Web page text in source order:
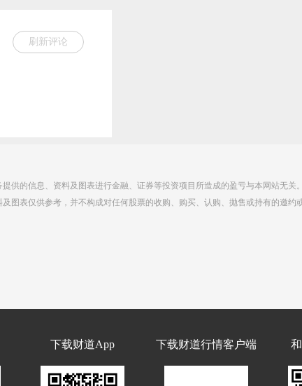
刷新评论
供的信息、资料及图表进行金融、证券等投资项目所造成的盈亏与本网站无关
表仅供参考，并不构成对任何股票的收购、购买、认购、抛售或持有的邀约或
下载财道行情客户端
下载财道App